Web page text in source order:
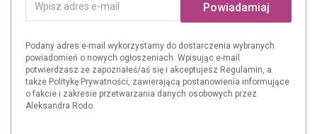
Powiadamiaj
Podany adres e-mail wykorzystamy do dostarczenia wybranych
powiadomień o nowych ogłoszeniach. Wpisując e-mail
potwierdzasz że zapoznałeś/aś się i akceptujesz Regulamin, a
także Politykę Prywatności, zawierającą postanowienia informujące
o fakcie i zakresie przetwarzania danych osobowych przez
Aleksandra Rodo.